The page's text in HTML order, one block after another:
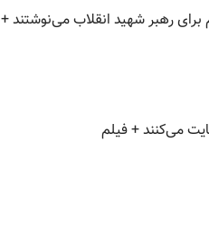
برای رهبر شهید انقلاب می‌نوشتند +